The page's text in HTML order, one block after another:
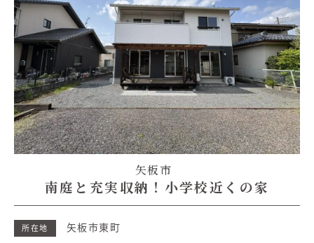
矢板市
南庭と充実収納！小学校近くの家
所在地 矢板市東町